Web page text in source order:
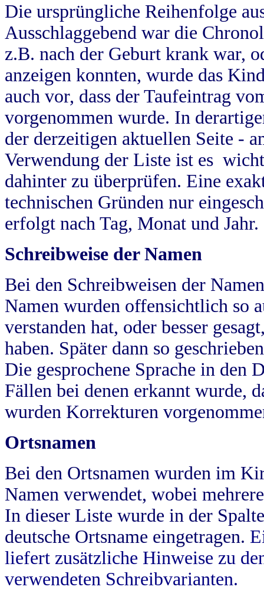
Die ursprüngliche Reihenfolge
Ausschlaggebend war die
z.B. nach der Geburt krank war,
anzeigen konnten, wurde das
auch vor, dass der Taufeintrag
vorgenommen wurde. In
der derzeitigen aktuellen Seite -
Verwendung der Liste ist es
dahinter zu überprüfen. Eine
technischen Gründen nur
erfolgt nach Tag, Monat und Jahr.
Schreibweise der Namen
Bei den Schreibweisen der
Namen wurden offensichtlich so
verstanden hat, oder besser
haben. Später dann so
Die gesprochene Sprache in
Fällen bei denen erkannt wurde,
wurden Korrekturen
Ortsnamen
Bei den Ortsnamen wurden im
Namen verwendet, wobei
In dieser Liste wurde in der
deutsche Ortsname eingetragen.
liefert zusätzliche Hinweise zu
verwendeten Schreibvarianten.